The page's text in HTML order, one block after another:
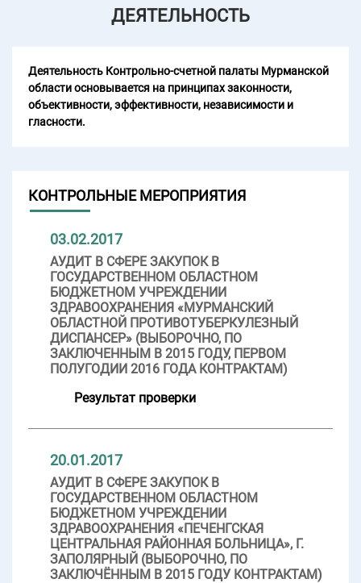
ДЕЯТЕЛЬНОСТЬ
Деятельность Контрольно-счетной палаты Мурманской
области основывается на принципах законности,
объективности, эффективности, независимости и
гласности.
КОНТРОЛЬНЫЕ МЕРОПРИЯТИЯ
03.02.2017
АУДИТ В СФЕРЕ ЗАКУПОК В
ГОСУДАРСТВЕННОМ ОБЛАСТНОМ
БЮДЖЕТНОМ УЧРЕЖДЕНИИ
ЗДРАВООХРАНЕНИЯ «МУРМАНСКИЙ
ОБЛАСТНОЙ ПРОТИВОТУБЕРКУЛЕЗНЫЙ
ДИСПАНСЕР» (ВЫБОРОЧНО, ПО
ЗАКЛЮЧЕННЫМ В 2015 ГОДУ, ПЕРВОМ
ПОЛУГОДИИ 2016 ГОДА КОНТРАКТАМ)
Результат проверки
20.01.2017
АУДИТ В СФЕРЕ ЗАКУПОК В
ГОСУДАРСТВЕННОМ ОБЛАСТНОМ
БЮДЖЕТНОМ УЧРЕЖДЕНИИ
ЗДРАВООХРАНЕНИЯ «ПЕЧЕНГСКАЯ
ЦЕНТРАЛЬНАЯ РАЙОННАЯ БОЛЬНИЦА», Г.
ЗАПОЛЯРНЫЙ (ВЫБОРОЧНО, ПО
ЗАКЛЮЧЁННЫМ В 2015 ГОДУ КОНТРАКТАМ)